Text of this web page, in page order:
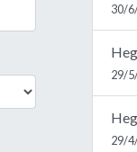
30/
29/
29/